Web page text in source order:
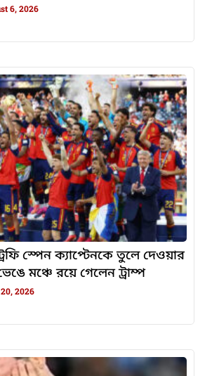
6, 2026
স্পেন ক্যাপ্টেনকে তুলে দেওয়ার
মঞ্চে রয়ে গেলেন ট্রাম্প
2026